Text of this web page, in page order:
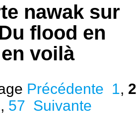
nawak sur
flood en
voilà
Précédente 1, 2
, 57 Suivante